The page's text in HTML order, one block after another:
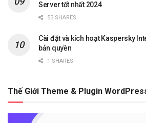
Server tốt nhất 2024
53 SHARES
Cài đặt và kích hoạt Kaspersky
bản quyền
1 SHARES
Thế Giới Theme & Plugin